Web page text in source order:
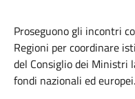
Proseguono gli incontri
Regioni per coordinare
del Consiglio dei Ministri
fondi nazionali ed europei.